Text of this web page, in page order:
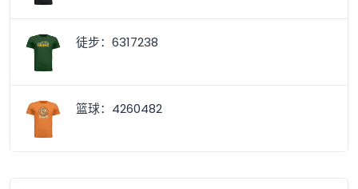
徒步：6317238
篮球：4260482